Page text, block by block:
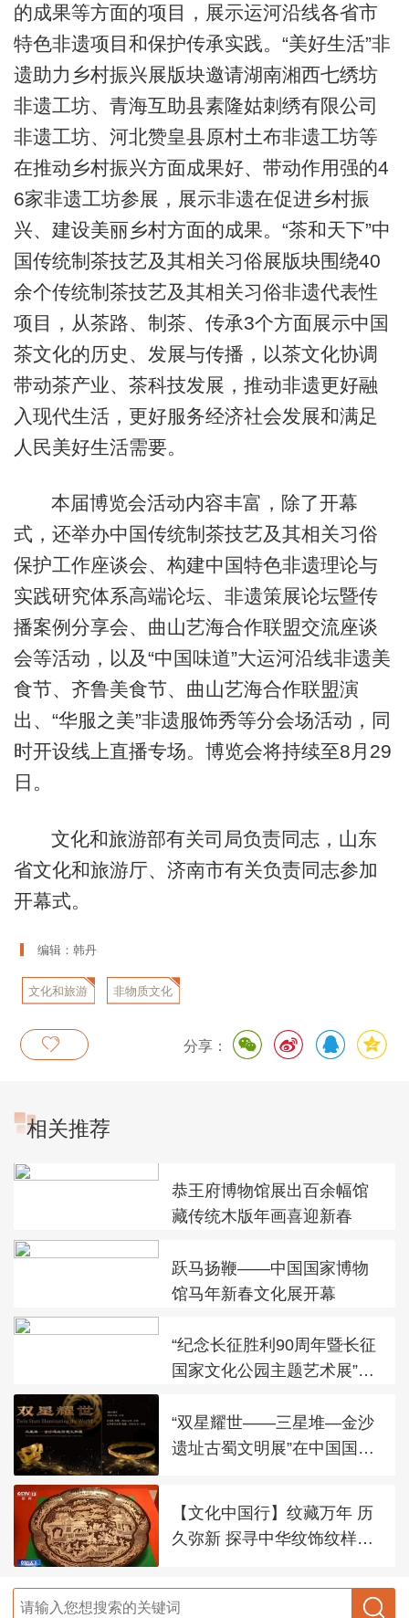
的成果等方面的项目，展示运河沿线各省市
特色非遗项目和保护传承实践。“美好生活”非
遗助力乡村振兴展版块邀请湖南湘西七绣坊
非遗工坊、青海互助县素隆姑刺绣有限公司
非遗工坊、河北赞皇县原村土布非遗工坊等
在推动乡村振兴方面成果好、带动作用强的4
6家非遗工坊参展，展示非遗在促进乡村振
兴、建设美丽乡村方面的成果。“茶和天下”中
国传统制茶技艺及其相关习俗展版块围绕40
余个传统制茶技艺及其相关习俗非遗代表性
项目，从茶路、制茶、传承3个方面展示中国
茶文化的历史、发展与传播，以茶文化协调
带动茶产业、茶科技发展，推动非遗更好融
入现代生活，更好服务经济社会发展和满足
人民美好生活需要。
本届博览会活动内容丰富，除了开幕
式，还举办中国传统制茶技艺及其相关习俗
保护工作座谈会、构建中国特色非遗理论与
实践研究体系高端论坛、非遗策展论坛暨传
播案例分享会、曲山艺海合作联盟交流座谈
会等活动，以及“中国味道”大运河沿线非遗美
食节、齐鲁美食节、曲山艺海合作联盟演
出、“华服之美”非遗服饰秀等分会场活动，同
时开设线上直播专场。博览会将持续至8月29
日。
文化和旅游部有关司局负责同志，山东
省文化和旅游厅、济南市有关负责同志参加
开幕式。
编辑：韩丹
文化和旅游 非物质文化
分享：
相关推荐
恭王府博物馆展出百余幅馆
藏传统木版年画喜迎新春
跃马扬鞭——中国国家博物
馆马年新春文化展开幕
“纪念长征胜利90周年暨长征
国家文化公园主题艺术展”在
“双星耀世——三星堆—金沙
遗址古蜀文明展”在中国国家
【文化中国行】纹藏万年 历
久弥新 探寻中华纹饰纹样之